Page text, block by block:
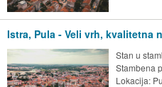
Istra, Pula - Veli vrh, kvalitetna
Stan u
Stambena
Lokacija: